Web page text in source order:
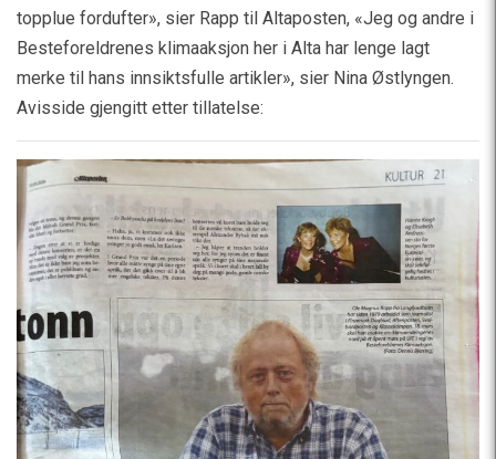
topplue fordufter», sier Rapp til Altaposten, «Jeg og andre i
Besteforeldrenes klimaaksjon her i Alta har lenge lagt
merke til hans innsiktsfulle artikler», sier Nina Østlyngen.
Avisside gjengitt etter tillatelse: